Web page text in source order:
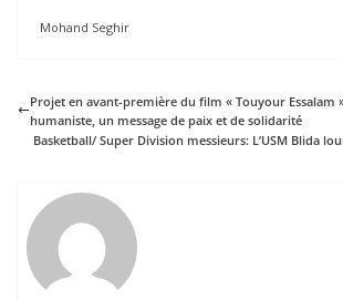
Mohand Seghir
Projet en avant-première du film « Touyour
humaniste, un message de paix et de solidarité
Basketball/ Super Division messieurs: L’USM Blida